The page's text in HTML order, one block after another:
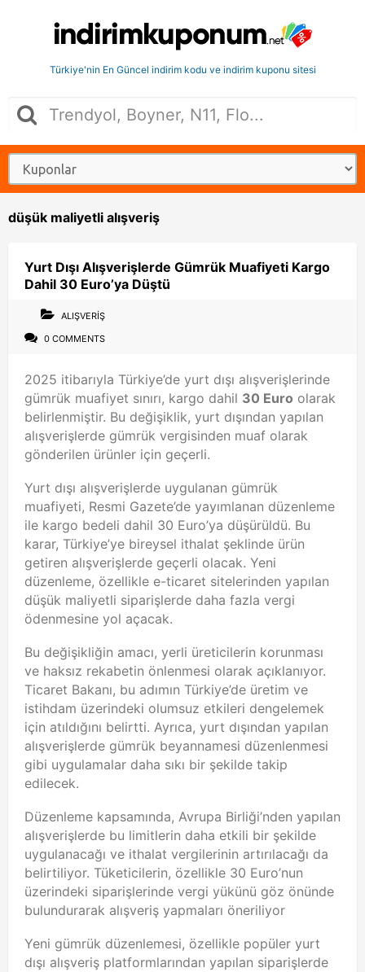
Türkiye'nin En Güncel indirim kodu ve indirim kuponu sitesi
düşük maliyetli alışveriş
Yurt Dışı Alışverişlerde Gümrük Muafiyeti Kargo
Dahil 30 Euro’ya Düştü
ALIŞVERIŞ
0 COMMENTS
2025 itibarıyla Türkiye’de yurt dışı alışverişlerinde
gümrük muafiyet sınırı, kargo dahil 30 Euro olarak
belirlenmiştir. Bu değişiklik, yurt dışından yapılan
alışverişlerde gümrük vergisinden muaf olarak
gönderilen ürünler için geçerli.
Yurt dışı alışverişlerde uygulanan gümrük
muafiyeti, Resmi Gazete’de yayımlanan düzenleme
ile kargo bedeli dahil 30 Euro’ya düşürüldü. Bu
karar, Türkiye’ye bireysel ithalat şeklinde ürün
getiren alışverişlerde geçerli olacak. Yeni
düzenleme, özellikle e-ticaret sitelerinden yapılan
düşük maliyetli siparişlerde daha fazla vergi
ödenmesine yol açacak.
Bu değişikliğin amacı, yerli üreticilerin korunması
ve haksız rekabetin önlenmesi olarak açıklanıyor.
Ticaret Bakanı, bu adımın Türkiye’de üretim ve
istihdam üzerindeki olumsuz etkileri dengelemek
için atıldığını belirtti. Ayrıca, yurt dışından yapılan
alışverişlerde gümrük beyannamesi düzenlenmesi
gibi uygulamalar daha sıkı bir şekilde takip
edilecek.
Düzenleme kapsamında, Avrupa Birliği’nden yapılan
alışverişlerde bu limitlerin daha etkili bir şekilde
uygulanacağı ve ithalat vergilerinin artırılacağı da
belirtiliyor. Tüketicilerin, özellikle 30 Euro’nun
üzerindeki siparişlerinde vergi yükünü göz önünde
bulundurarak alışveriş yapmaları öneriliyor
Yeni gümrük düzenlemesi, özellikle popüler yurt
dışı alışveriş platformlarından yapılan siparişlerde